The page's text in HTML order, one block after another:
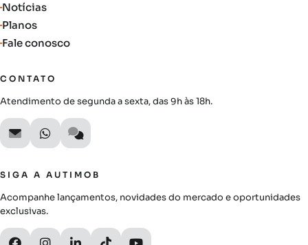
Notícias
Planos
Fale conosco
CONTATO
Atendimento de segunda a sexta, das 9h às 18h.
SIGA A AUTIMOB
Acompanhe lançamentos, novidades do mercado e oportunidades
exclusivas.